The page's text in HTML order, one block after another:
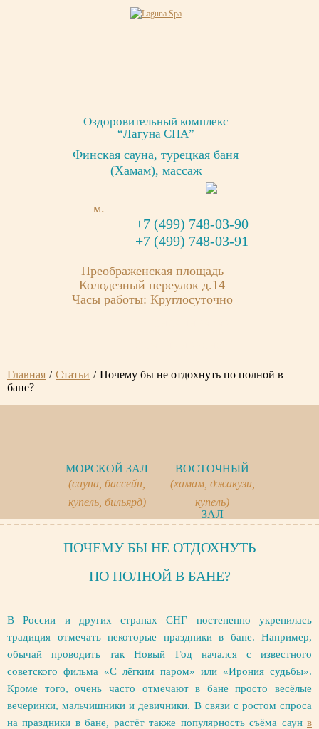
Оздоровительный комплекс
“Лагуна СПА”
Финская сауна, турецкая баня
(Хамам), массаж
+7 (499) 748-03-90
+7 (499) 748-03-91
м.
Преображенская площадь
Колодезный переулок д.14
Часы работы: Круглосуточно
Главная / Статьи / Почему бы не отдохнуть по полной в
бане?
МОРСКОЙ ЗАЛ
(сауна, бассейн,
купель, бильярд)
ВОСТОЧНЫЙ
ЗАЛ
(хамам, джакузи,
купель)
ПОЧЕМУ БЫ НЕ ОТДОХНУТЬ
ПО ПОЛНОЙ В БАНЕ?
В России и других странах СНГ постепенно укрепилась
традиция отмечать некоторые праздники в бане. Например,
обычай проводить так Новый Год начался с известного
советского фильма «С лёгким паром» или «Ирония судьбы».
Кроме того, очень часто отмечают в бане просто весёлые
вечеринки, мальчишники и девичники. В связи с ростом спроса
на праздники в бане, растёт также популярность съёма саун в